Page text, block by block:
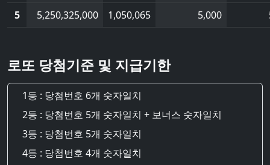
5
5,250,325,000 1,050,065 5,000
로또 당첨기준 및 지급기한
1등 : 당첨번호 6개 숫자일치
2등 : 당첨번호 5개 숫자일치 + 보너스 숫자일치
3등 : 당첨번호 5개 숫자일치
4등 : 당첨번호 4개 숫자일치